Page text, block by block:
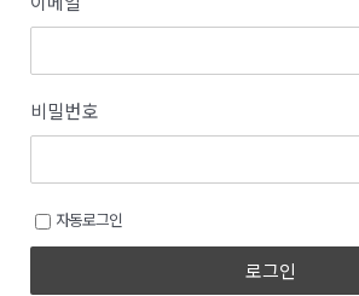
비밀번호
자동로그인
로그인